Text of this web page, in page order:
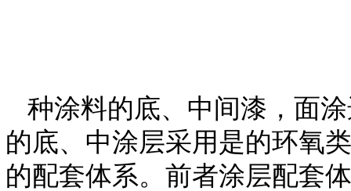
种涂料的底、中间漆，面
的底、中涂层采用是的环氧
的配套体系。前者涂层配套